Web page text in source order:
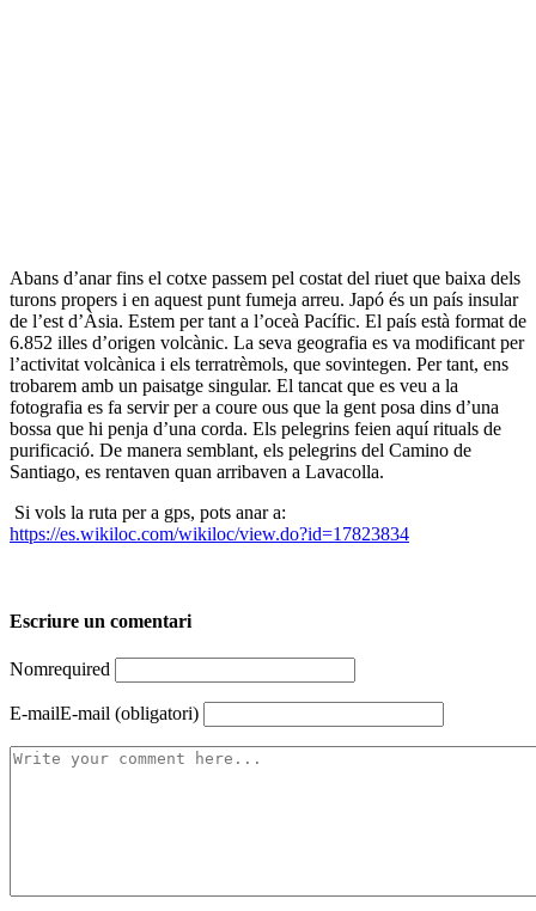
Abans d’anar fins el cotxe passem pel costat del riuet que baixa dels
turons propers i en aquest punt fumeja arreu. Japó és un país insular
de l’est d’Àsia. Estem per tant a l’oceà Pacífic. El país està format de
6.852 illes d’origen volcànic. La seva geografia es va modificant per
l’activitat volcànica i els terratrèmols, que sovintegen. Per tant, ens
trobarem amb un paisatge singular. El tancat que es veu a la
fotografia es fa servir per a coure ous que la gent posa dins d’una
bossa que hi penja d’una corda. Els pelegrins feien aquí rituals de
purificació. De manera semblant, els pelegrins del Camino de
Santiago, es rentaven quan arribaven a Lavacolla.
Si vols la ruta per a gps, pots anar a:
https://es.wikiloc.com/wikiloc/view.do?id=17823834
Escriure un comentari
Nomrequired
E-mailE-mail (obligatori)